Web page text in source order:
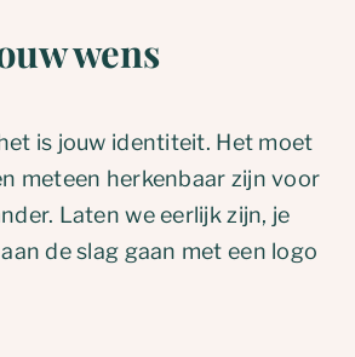
wens
is jouw identiteit. Het moet
meteen herkenbaar zijn voor
Laten we eerlijk zijn, je
de slag gaan met een logo